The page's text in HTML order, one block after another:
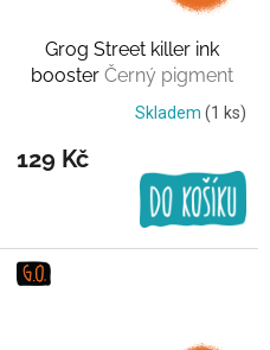
Grog Street killer ink
booster Černý pigment
Skladem (1 ks)
129 Kč